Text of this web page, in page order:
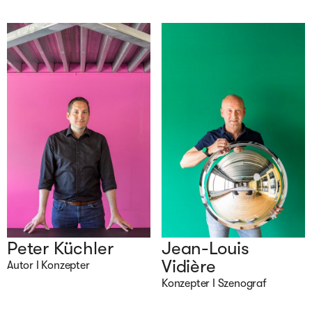
Peter Küchler
Autor I Konzepter
Jean-Louis
Vidière
Konzepter I Szenograf